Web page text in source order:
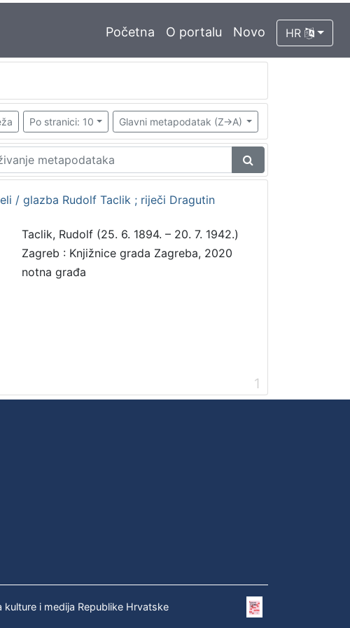
Početna O portalu Novo HR
Po stranici: 10 Glavni metapodatak (Z->A)
/ glazba Rudolf Taclik ; riječi Dragutin
Taclik, Rudolf (25. 6. 1894. – 20. 7. 1942.)
Zagreb : Knjižnice grada Zagreba, 2020
notna građa
1
i medija Republike Hrvatske